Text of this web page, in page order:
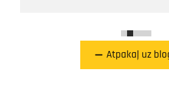
Atpakaļ uz